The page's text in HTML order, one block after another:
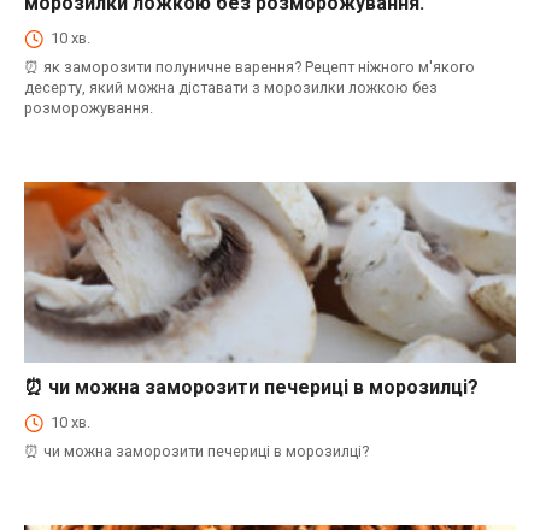
10 хв.
⏰ як заморозити полуничне варення? Рецепт ніжного м'якого
десерту, який можна діставати з морозилки ложкою без
розморожування.
⏰Енциклопедія Coofood. Як економити час і гроші на кухні. Практичний побут.
⏰ чи можна заморозити печериці в морозилці?
10 хв.
⏰ чи можна заморозити печериці в морозилці?